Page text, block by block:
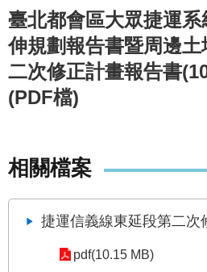
介
紹
運
路
地
開
發
便
臺北都會區大眾捷運
伸規劃報告書暨周邊
二次修正計畫報告書
(PDF檔)
相關檔案
捷運信義線東延段第二次
pdf(10.15 MB)